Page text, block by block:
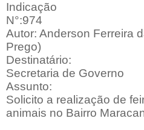
Indicação
N°:974
Autor: Anderson Ferreira
Prego)
Destinatário:
Secretaria de Governo
Assunto:
Solicito a realização de
animais no Bairro